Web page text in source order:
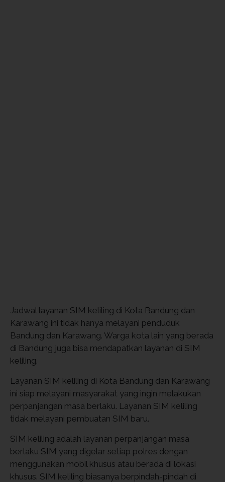
Jadwal layanan SIM keliling di Kota Bandung dan
Karawang ini tidak hanya melayani penduduk
Bandung dan Karawang. Warga kota lain yang berada
di Bandung juga bisa mendapatkan layanan di SIM
keliling.
Layanan SIM keliling di Kota Bandung dan Karawang
ini siap melayani masyarakat yang ingin melakukan
perpanjangan masa berlaku. Layanan SIM keliling
tidak melayani pembuatan SIM baru.
SIM keliling adalah layanan perpanjangan masa
berlaku SIM yang digelar setiap polres dengan
menggunakan mobil khusus atau berada di lokasi
khusus. SIM keliling biasanya berpindah-pindah di